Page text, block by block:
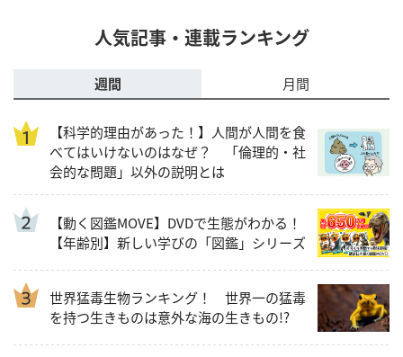
人気記事・連載ランキング
週間 月間
【科学的理由があった！】人間が人間を食
べてはいけないのはなぜ？ 「倫理的・社
会的な問題」以外の説明とは
【動く図鑑MOVE】DVDで生態がわかる！
【年齢別】新しい学びの「図鑑」シリーズ
世界猛毒生物ランキング！ 世界一の猛毒
を持つ生きものは意外な海の生きもの!?